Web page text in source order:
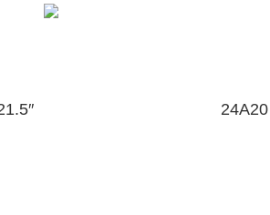
24A20